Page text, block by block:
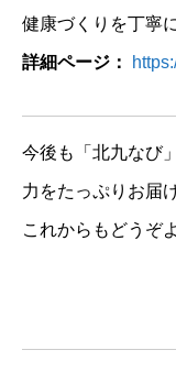
健康づくりを丁寧
詳細ページ：
今後も「北九なび
力をたっぷりお届
これからもどうぞ